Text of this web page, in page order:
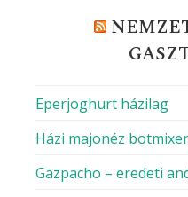
Eperjoghurt házilag
Házi majonéz
Gazpacho – eredeti